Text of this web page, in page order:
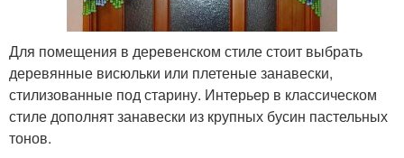
Для помещения в деревенском стиле стоит выбрать
деревянные висюльки или плетеные занавески,
стилизованные под старину. Интерьер в классическом
стиле дополнят занавески из крупных бусин пастельных
тонов.